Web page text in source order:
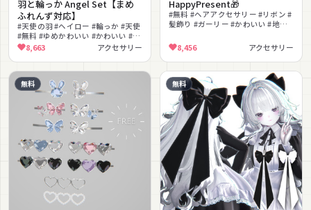
羽と輪っか Angel Set【まめ
ふれんず対応】
#天使の羽 #ヘイロー #輪っか #天使
#無料 #ゆめかわいい #かわいい #ふ
わふわ #ON #OFF切替
8,663 アクセサリー
HappyPresent🎁
#無料 #ヘアアクセサリー #リボン #
髪飾り #ガーリー #かわいい #地雷
8,456 アクセサリー
無料 無料